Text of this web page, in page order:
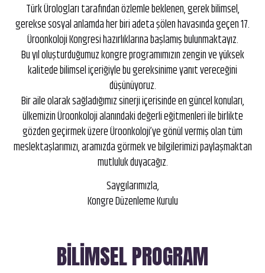
Türk Ürologları tarafından özlemle beklenen, gerek bilimsel,
gerekse sosyal anlamda her biri adeta şölen havasında geçen 17.
Üroonkoloji Kongresi hazırlıklarına başlamış bulunmaktayız.
Bu yıl oluşturduğumuz kongre programımızın zengin ve yüksek
kalitede bilimsel içeriğiyle bu gereksinime yanıt vereceğini
düşünüyoruz.
Bir aile olarak sağladığımız sinerji içerisinde en güncel konuları,
ülkemizin Üroonkoloji alanındaki değerli eğitmenleri ile birlikte
gözden geçirmek üzere Üroonkoloji’ye gönül vermiş olan tüm
meslektaşlarımızı, aramızda görmek ve bilgilerimizi paylaşmaktan
mutluluk duyacağız.
Saygılarımızla,
Kongre Düzenleme Kurulu
BILIMSEL PROGRAM